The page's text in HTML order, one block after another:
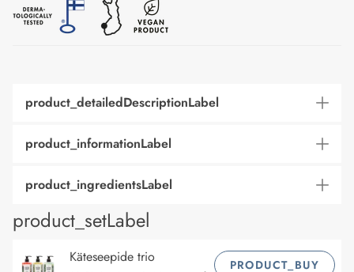
product_detailedDescriptionLabel
product_informationLabel
product_ingredientsLabel
product_setLabel
Käteseepide trio PRODUCT_BUY